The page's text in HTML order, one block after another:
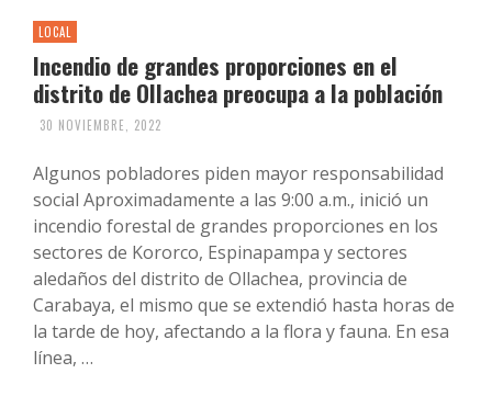
LOCAL
Incendio de grandes proporciones en el
distrito de Ollachea preocupa a la población
30 NOVIEMBRE, 2022
Algunos pobladores piden mayor responsabilidad
social Aproximadamente a las 9:00 a.m., inició un
incendio forestal de grandes proporciones en los
sectores de Kororco, Espinapampa y sectores
aledaños del distrito de Ollachea, provincia de
Carabaya, el mismo que se extendió hasta horas de
la tarde de hoy, afectando a la flora y fauna. En esa
línea, …